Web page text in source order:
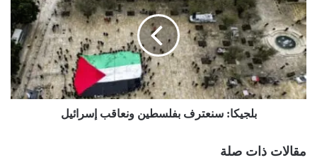
بفلسطين
ونعاقب
إسرائيل
بلجيكا: سنعترف بفلسطين ونعاقب إسرائيل
مقالات ذات صلة